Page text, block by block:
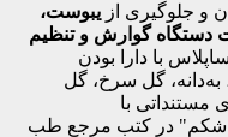
و جلوگیری از یبوست،
دستگاه گوارش و تنظیم
با دارا بودن
گل سرخ، گل
مستنداتی با
شکم" در کتب مرجع طب